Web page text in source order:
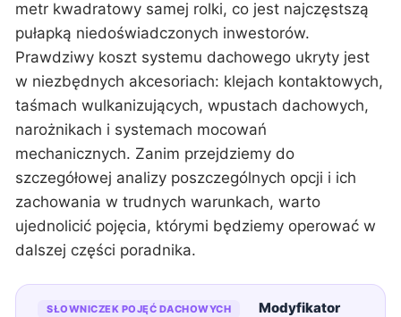
metr kwadratowy samej rolki, co jest najczęstszą
pułapką niedoświadczonych inwestorów.
Prawdziwy koszt systemu dachowego ukryty jest
w niezbędnych akcesoriach: klejach kontaktowych,
taśmach wulkanizujących, wpustach dachowych,
narożnikach i systemach mocowań
mechanicznych. Zanim przejdziemy do
szczegółowej analizy poszczególnych opcji i ich
zachowania w trudnych warunkach, warto
ujednolicić pojęcia, którymi będziemy operować w
dalszej części poradnika.
SŁOWNICZEK POJĘĆ DACHOWYCH
Modyfikator